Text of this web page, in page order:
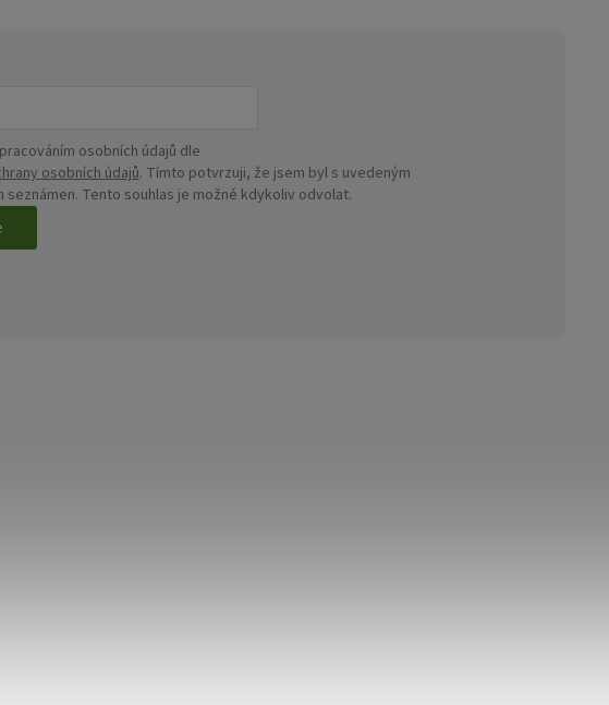
osobních údajů dle
osobních údajů. Tímto potvrzuji, že jsem byl s uvedeným
seznámen. Tento souhlas je možné kdykoliv odvolat.